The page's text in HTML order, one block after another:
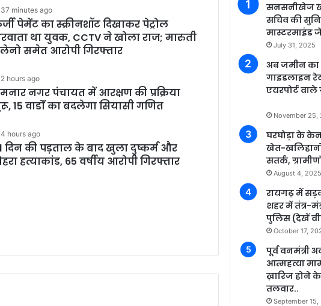
37 minutes ago
पेमेंट का स्क्रीनशॉट दिखाकर पेट्रोल
था युवक, CCTV ने खोला राज; मारुती
समेत आरोपी गिरफ्तार
2 hours ago
नगर पंचायत में आरक्षण की प्रक्रिया
15 वार्डों का बदलेगा सियासी गणित
4 hours ago
दिन की पड़ताल के बाद खुला दुष्कर्म और
हत्याकांड, 65 वर्षीय आरोपी गिरफ्तार
सनसनीखेज
सचिव की
मास्टरमाइंड
July 31, 2025
अब जमीन का
गाइडलाइन
एयरपोर्ट वाले
November 25,
घरघोड़ा के
खेत-
सतर्क,
August 4, 2025
रायगढ़ में
शहर में तंत्र-
पुलिस (देखें
October 17,
पूर्व वनमंत्री
आत्महत्या
ख़ारिज होने
तलवार..
September